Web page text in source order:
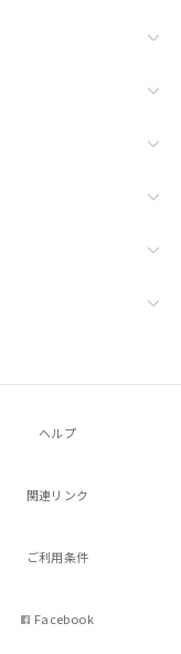
ヘルプ
関連リンク
ご利用条件
Facebook